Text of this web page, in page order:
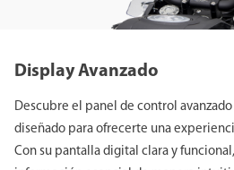
Display Avanzado
Descubre el panel de control avanzado
diseñado para ofrecerte una
Con su pantalla digital clara y